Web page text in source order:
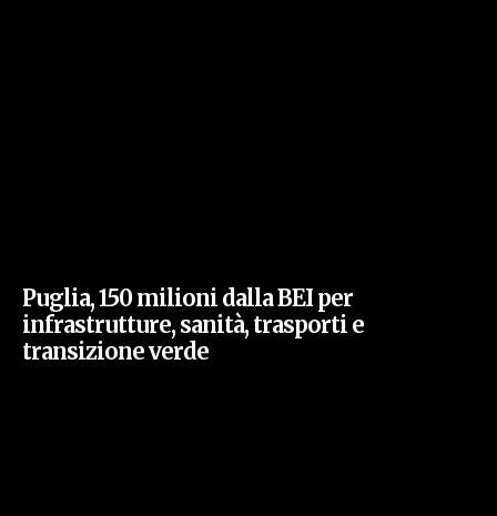
Puglia, 150 milioni dalla BEI per
infrastrutture, sanità, trasporti e
transizione verde